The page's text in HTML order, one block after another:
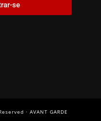
se
· AVANT GARDE